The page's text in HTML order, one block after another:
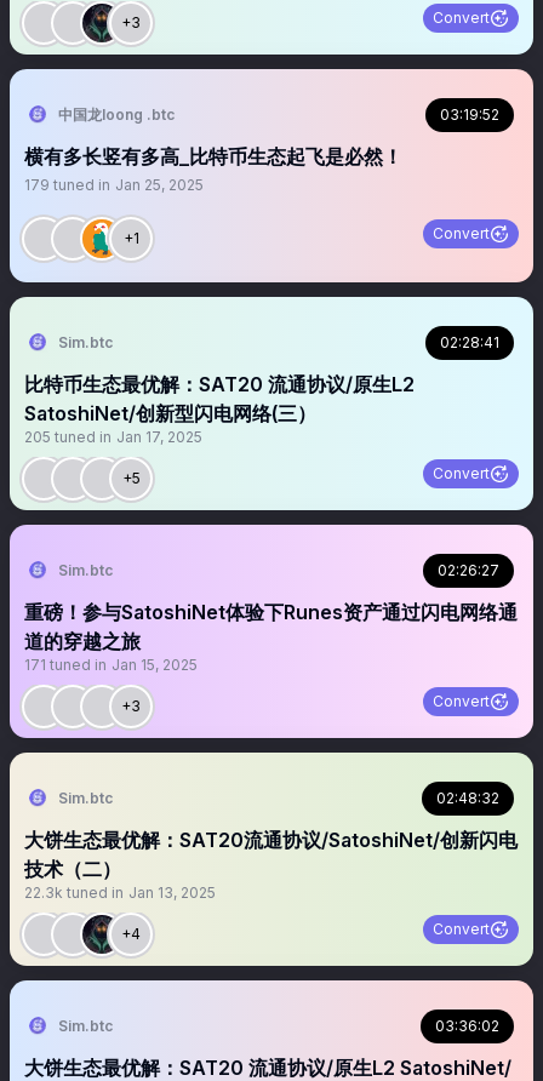
+3 Convert
中国龙loong .btc 03:19:52
横有多长竖有多高_比特币生态起飞是必然！
179 tuned in Jan 25, 2025
+1 Convert
Sim.btc 02:28:41
比特币生态最优解：SAT20 流通协议/原生L2
SatoshiNet/创新型闪电网络(三）
205 tuned in Jan 17, 2025
+5 Convert
Sim.btc 02:26:27
重磅！参与SatoshiNet体验下Runes资产通过闪电网络通
道的穿越之旅
171 tuned in Jan 15, 2025
+3 Convert
Sim.btc 02:48:32
大饼生态最优解：SAT20流通协议/SatoshiNet/创新闪电
技术（二）
22.3k tuned in Jan 13, 2025
+4 Convert
Sim.btc 03:36:02
大饼生态最优解：SAT20 流通协议/原生L2 SatoshiNet/